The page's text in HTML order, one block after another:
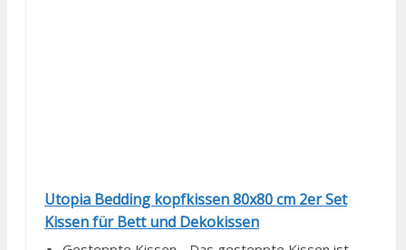
Utopia Bedding kopfkissen 80x80 cm 2er Set
Kissen für Bett und Dekokissen